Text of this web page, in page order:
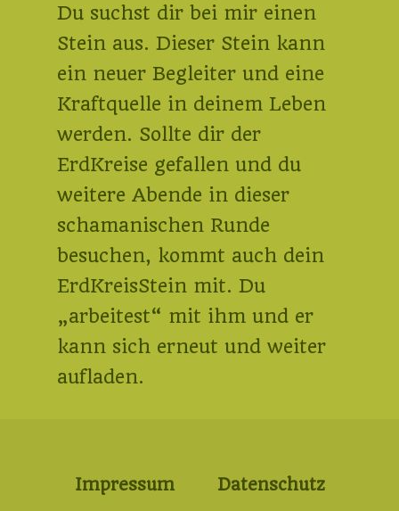
Du suchst dir bei mir einen
Stein aus. Dieser Stein kann
ein neuer Begleiter und eine
Kraftquelle in deinem Leben
werden. Sollte dir der
ErdKreise gefallen und du
weitere Abende in dieser
schamanischen Runde
besuchen, kommt auch dein
ErdKreisStein mit. Du
„arbeitest“ mit ihm und er
kann sich erneut und weiter
aufladen.
Impressum Datenschutz